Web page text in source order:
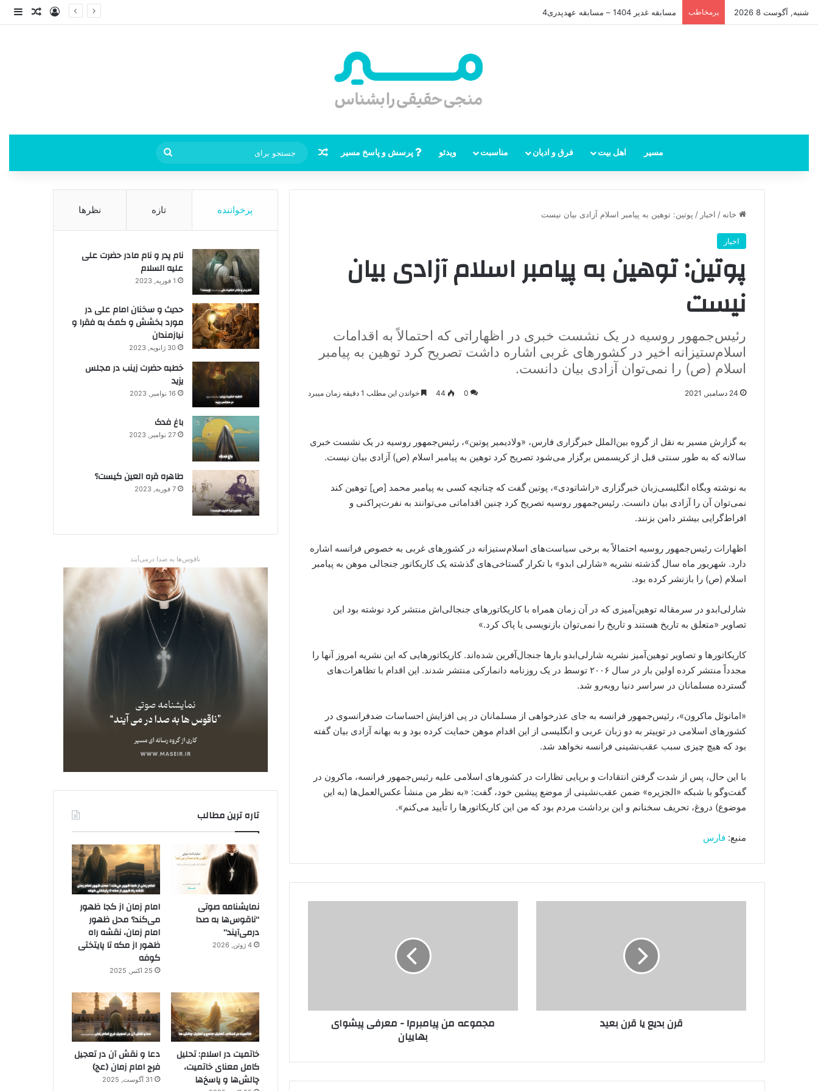
شنبه, آگوست 8 2026 پرمخاطب مسابقه غدیر 1404 – مسابقه عهدپدری4 ورودنوشته
مسیر اهل بیت فرق و ادیان مناسبت ویدئو پرسش و پاسخ مسیر نوشته تصادفی
جستجو
برای
خانه / اخبار / پوتین: توهین به پیامبر اسلام آزادی بیان نیست
اخبار
پوتین: توهین به پیامبر اسلام آزادی بیان
نیست
رئیس‌جمهور روسیه در یک نشست خبری در اظهاراتی که احتمالاً به اقدامات
اسلام‌ستیزانه اخیر در کشورهای غربی اشاره داشت تصریح کرد توهین به پیامبر
اسلام (ص) را نمی‌توان آزادی بیان دانست.
24 دسامبر, 2021 0
44 خواندن این مطلب 1 دقیقه زمان میبرد
به گزارش مسیر به نقل از گروه بین‌الملل خبرگزاری فارس، «ولادیمیر پوتین»، رئیس‌جمهور روسیه در یک نشست خبری
سالانه که به طور سنتی قبل از کریسمس برگزار می‌شود تصریح کرد توهین به پیامبر اسلام (ص) آزادی بیان نیست.
به نوشته وبگاه انگلیسی‌زبان خبرگزاری «راشاتودی»، پوتین گفت که چنانچه کسی به پیامبر محمد [ص] توهین کند
نمی‌توان آن را آزادی بیان دانست. رئیس‌جمهور روسیه تصریح کرد چنین اقداماتی می‌توانند به نفرت‌پراکنی و
افراط‌گرایی بیشتر دامن بزنند.
اظهارات رئیس‌جمهور روسیه احتمالاً به برخی سیاست‌های اسلام‌ستیزانه در کشورهای غربی به خصوص فرانسه اشاره
دارد. شهریور ماه سال گذشته نشریه «شارلی ابدو» با تکرار گستاخی‌های گذشته یک کاریکاتور جنجالی موهن به پیامبر
اسلام (ص) را بازنشر کرده بود.
شارلی‌ابدو در سرمقاله توهین‌آمیزی که در آن زمان همراه با کاریکاتورهای جنجالی‌اش منتشر کرد نوشته بود این
تصاویر «متعلق به تاریخ هستند و تاریخ را نمی‌توان بازنویسی یا پاک کرد.»
کاریکاتورها و تصاویر توهین‌آمیز نشریه شارلی‌ابدو بارها جنجال‌آفرین شده‌اند. کاریکاتورهایی که این نشریه امروز آنها را
مجدداً منتشر کرده اولین بار در سال ۲۰۰۶ توسط در یک روزنامه دانمارکی منتشر شدند. این اقدام با تظاهرات‌های
گسترده مسلمانان در سراسر دنیا روبه‌رو شد.
«امانوئل ماکرون»، رئیس‌جمهور فرانسه به جای عذرخواهی از مسلمانان در پی افزایش احساسات ضدفرانسوی در
کشورهای اسلامی در توییتر به دو زبان عربی و انگلیسی از این اقدام موهن حمایت کرده بود و به بهانه آزادی بیان گفته
بود که هیچ چیزی سبب عقب‌نشینی فرانسه نخواهد شد.
با این حال، پس از شدت گرفتن انتقادات و برپایی تظارات در کشورهای اسلامی علیه رئیس‌جمهور فرانسه، ماکرون در
گفت‌و‌گو با شبکه «الجزیره» ضمن عقب‌نشینی از موضع پیشین خود، گفت: «به نظر من منشأ عکس‌العمل‌ها (به این
موضوع) دروغ، تحریف سخنانم و این برداشت مردم بود که من این کاریکاتورها را تأیید می‌کنم».
منبع: فارس
قرن بدیع یا قرن بعید مجموعه من پیامبرم! - معرفی پیشوای
بهاییان
پرخواننده تازه نظرها
نام پدر و نام مادر حضرت علی
علیه السلام
1 فوریه, 2023
حدیث و سخنان امام علی در
مورد بخشش و کمک به فقرا و
نیازمندان
30 ژانویه, 2023
خطبه حضرت زینب در مجلس
یزید
16 نوامبر, 2023
باغ فدک
27 نوامبر, 2023
طاهره قره العین کیست؟
7 فوریه, 2023
ناقوس‌ها به صدا در‌می‌آیند
تاره ترین مطالب
نمایشنامه صوتی
“ناقوس‌ها به صدا
در‌می‌آیند”
4 ژوئن, 2026
امام زمان از کجا ظهور
می‌کند؟ محل ظهور
امام زمان، نقشه راه
ظهور از مکه تا پایتختی
کوفه
25 اکتبر, 2025
خاتمیت در اسلام: تحلیل
کامل معنای خاتمیت،
چالش‌ها و پاسخ‌ها
دعا و نقش آن در تعجیل
فرج امام زمان (عج)
31 آگوست, 2025